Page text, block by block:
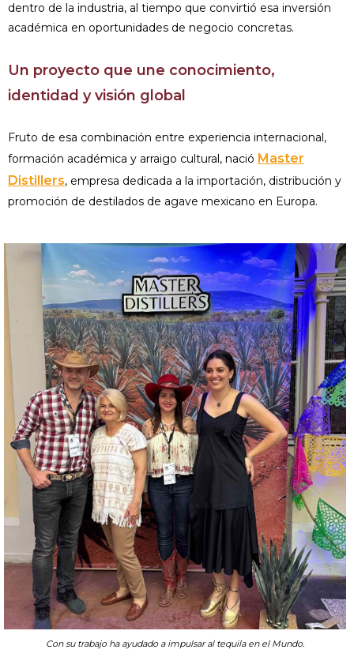
dentro de la industria, al tiempo que convirtió esa inversión
académica en oportunidades de negocio concretas.
Un proyecto que une conocimiento,
identidad y visión global
Fruto de esa combinación entre experiencia internacional,
formación académica y arraigo cultural, nació Master
Distillers, empresa dedicada a la importación, distribución y
promoción de destilados de agave mexicano en Europa.
Con su trabajo ha ayudado a impulsar al tequila en el Mundo.